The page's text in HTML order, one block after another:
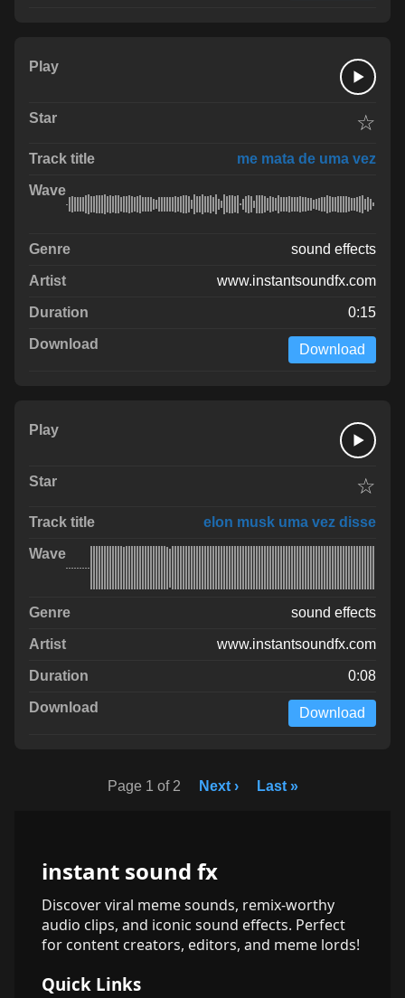
☆
me mata de uma vez
sound effects
www.instantsoundfx.com
0:15
Download
☆
elon musk uma vez disse
sound effects
www.instantsoundfx.com
0:08
Download
Page 1 of 2 Next › Last »
instant sound fx
Discover viral meme sounds, remix-worthy
audio clips, and iconic sound effects. Perfect
for content creators, editors, and meme lords!
Quick Links